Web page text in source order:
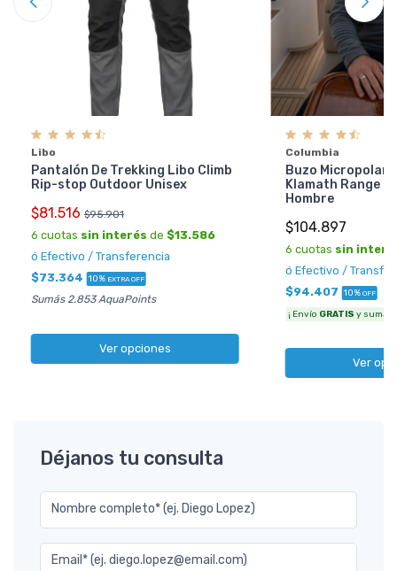
Libo
Pantalón De Trekking Libo Climb
Rip-stop Outdoor Unisex
$81.516 $95.901
6 cuotas sin interés de $13.586
ó Efectivo / Transferencia
$73.364 10% EXTRA OFF
Sumás 2.853 AquaPoints
Ver opciones
Columbia
Buzo Micropolar
Klamath Range 2
Hombre
$104.897
6 cuotas sin
ó Efectivo /
$94.407 10% OFF
¡ Envío GRATIS y sumás
Ver
Déjanos tu consulta
Nombre completo* (ej. Diego Lopez)
Email* (ej. diego.lopez@email.com)